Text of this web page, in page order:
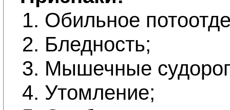
1. Обильное
2. Бледность;
3. Мышечные
4. Утомление;